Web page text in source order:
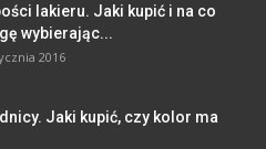
lakieru. Jaki kupić i na co
wybierając...
2016
Jaki kupić, czy kolor ma